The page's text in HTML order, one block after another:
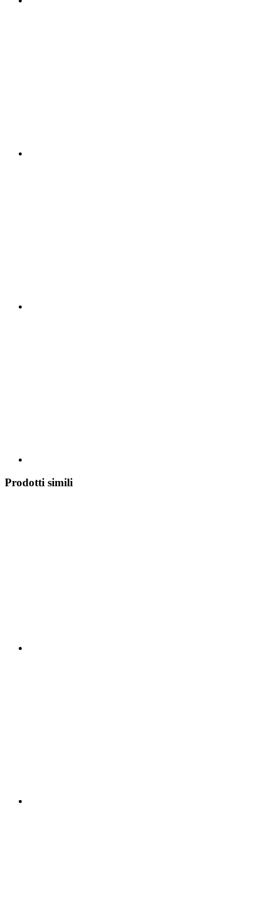
Prodotti simili